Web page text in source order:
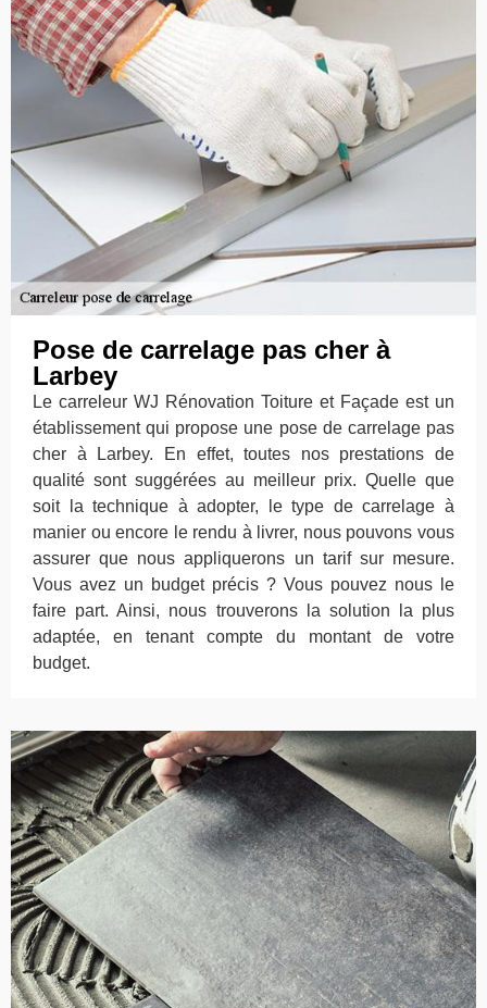
Pose de carrelage pas cher à
Larbey
Le carreleur WJ Rénovation Toiture et Façade est un
établissement qui propose une pose de carrelage pas
cher à Larbey. En effet, toutes nos prestations de
qualité sont suggérées au meilleur prix. Quelle que
soit la technique à adopter, le type de carrelage à
manier ou encore le rendu à livrer, nous pouvons vous
assurer que nous appliquerons un tarif sur mesure.
Vous avez un budget précis ? Vous pouvez nous le
faire part. Ainsi, nous trouverons la solution la plus
adaptée, en tenant compte du montant de votre
budget.